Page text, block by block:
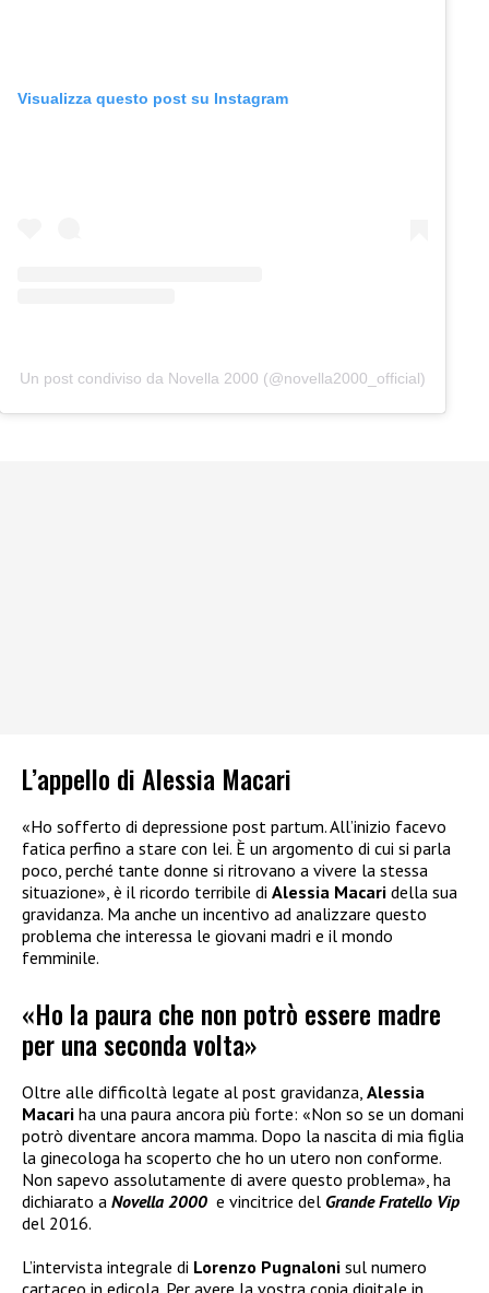
Visualizza questo post su Instagram
Un post condiviso da Novella 2000 (@novella2000_official)
L’appello di Alessia Macari
«Ho sofferto di depressione post partum. All’inizio facevo
fatica perfino a stare con lei. È un argomento di cui si parla
poco, perché tante donne si ritrovano a vivere la stessa
situazione», è il ricordo terribile di Alessia Macari della sua
gravidanza. Ma anche un incentivo ad analizzare questo
problema che interessa le giovani madri e il mondo
femminile.
«Ho la paura che non potrò essere madre
per una seconda volta»
Oltre alle difficoltà legate al post gravidanza, Alessia
Macari ha una paura ancora più forte: «Non so se un domani
potrò diventare ancora mamma. Dopo la nascita di mia figlia
la ginecologa ha scoperto che ho un utero non conforme.
Non sapevo assolutamente di avere questo problema», ha
dichiarato a Novella 2000 e vincitrice del Grande Fratello Vip
del 2016.
L’intervista integrale di Lorenzo Pugnaloni sul numero
cartaceo in edicola. Per avere la vostra copia digitale in